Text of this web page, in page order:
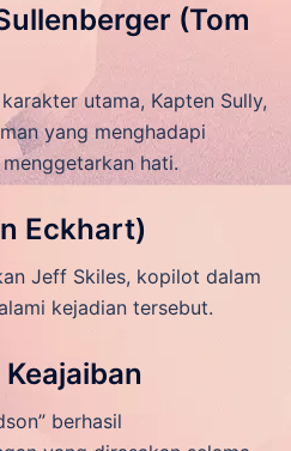
(Tom
utama, Kapten Sully,
yang menghadapi
hati.
Eckhart)
Jeff Skiles, kopilot dalam
kejadian tersebut.
berhasil